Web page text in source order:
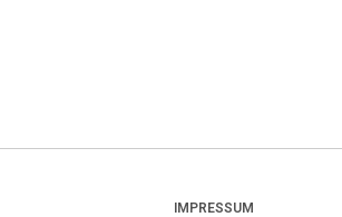
IMPRESSUM